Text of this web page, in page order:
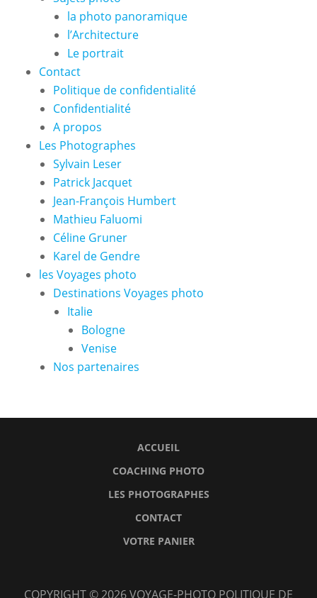
la photo panoramique
l’Architecture
Le portrait
Contact
Politique de confidentialité
Confidentialité
A propos
Les Photographes
Sylvain Leser
Patrick Jacquet
Jean-François Humbert
Mathieu Faluomi
Céline Gruner
Karel de Gendre
les Voyages photo
Destinations Voyages photo
Italie
Bologne
Venise
Nos partenaires
ACCUEIL
COACHING PHOTO
LES PHOTOGRAPHES
CONTACT
VOTRE PANIER
COPYRIGHT © 2026VOYAGE-PHOTO POLITIQUE DE